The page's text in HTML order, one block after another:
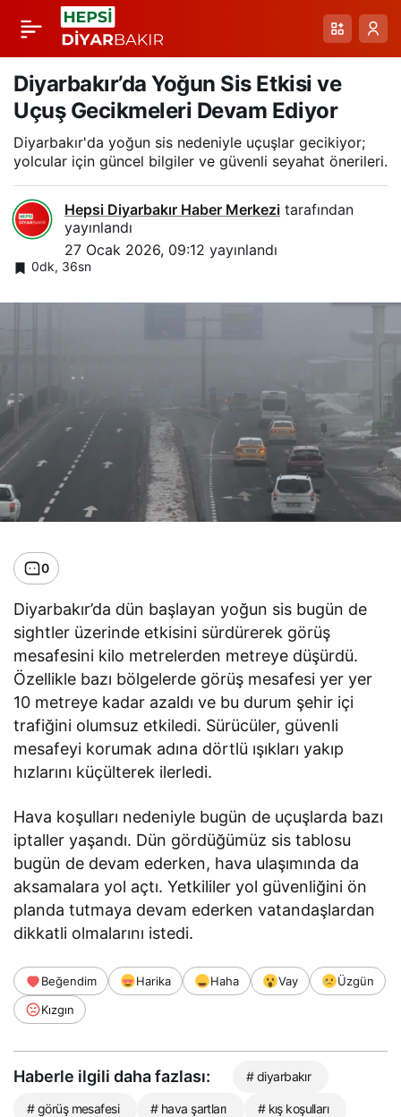
Diyarbakır’da Yoğun Sis Etkisi ve
Uçuş Gecikmeleri Devam Ediyor
Diyarbakır'da yoğun sis nedeniyle uçuşlar gecikiyor;
yolcular için güncel bilgiler ve güvenli seyahat önerileri.
Hepsi Diyarbakır Haber Merkezi tarafından
yayınlandı
27 Ocak 2026, 09:12 yayınlandı
0dk, 36sn
0
Diyarbakır’da dün başlayan yoğun sis bugün de
sightler üzerinde etkisini sürdürerek görüş
mesafesini kilo metrelerden metreye düşürdü.
Özellikle bazı bölgelerde görüş mesafesi yer yer
10 metreye kadar azaldı ve bu durum şehir içi
trafiğini olumsuz etkiledi. Sürücüler, güvenli
mesafeyi korumak adına dörtlü ışıkları yakıp
hızlarını küçülterek ilerledi.
Hava koşulları nedeniyle bugün de uçuşlarda bazı
iptaller yaşandı. Dün gördüğümüz sis tablosu
bugün de devam ederken, hava ulaşımında da
aksamalara yol açtı. Yetkililer yol güvenliğini ön
planda tutmaya devam ederken vatandaşlardan
dikkatli olmalarını istedi.
Beğendim Harika Haha Vay
Üzgün
Kızgın
Haberle ilgili daha fazlası: # diyarbakır
# görüş mesafesi # hava şartları # kış koşulları
Gercüş’te 58 Köy Yolu
Yoğun Kar Sonrası
Trafiğe Açıldı:
Ekiplerin Hızlı ve Titiz
Çalışması
Paylaş